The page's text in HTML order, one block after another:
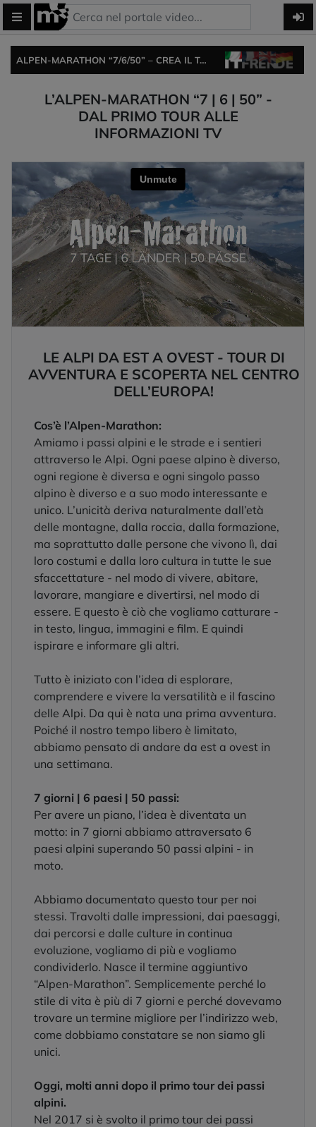
ALPEN-MARATHON “7/6/50” – CREA IL TOUR DEI PASSI ALPINI, PARTECIPA ALLA SFIDA O ORDINA IL POSTER DEI PASSI ALPINI.
L’ALPEN-MARATHON “7 | 6 | 50” -
DAL PRIMO TOUR ALLE
INFORMAZIONI TV
LE ALPI DA EST A OVEST - TOUR DI
AVVENTURA E SCOPERTA NEL CENTRO
DELL’EUROPA!
Cos’è l’Alpen-Marathon:
Amiamo i passi alpini e le strade e i sentieri
attraverso le Alpi. Ogni paese alpino è diverso,
ogni regione è diversa e ogni singolo passo
alpino è diverso e a suo modo interessante e
unico. L’unicità deriva naturalmente dall’età
delle montagne, dalla roccia, dalla formazione,
ma soprattutto dalle persone che vivono lì, dai
loro costumi e dalla loro cultura in tutte le sue
sfaccettature - nel modo di vivere, abitare,
lavorare, mangiare e divertirsi, nel modo di
essere. E questo è ciò che vogliamo catturare -
in testo, lingua, immagini e film. E quindi
ispirare e informare gli altri.
Tutto è iniziato con l’idea di esplorare,
comprendere e vivere la versatilità e il fascino
delle Alpi. Da qui è nata una prima avventura.
Poiché il nostro tempo libero è limitato,
abbiamo pensato di andare da est a ovest in
una settimana.
7 giorni | 6 paesi | 50 passi:
Per avere un piano, l’idea è diventata un
motto: in 7 giorni abbiamo attraversato 6
paesi alpini superando 50 passi alpini - in
moto.
Abbiamo documentato questo tour per noi
stessi. Travolti dalle impressioni, dai paesaggi,
dai percorsi e dalle culture in continua
evoluzione, vogliamo di più e vogliamo
condividerlo. Nasce il termine aggiuntivo
“Alpen-Marathon”. Semplicemente perché lo
stile di vita è più di 7 giorni e perché dovevamo
trovare un termine migliore per l’indirizzo web,
come dobbiamo constatare se non siamo gli
unici.
Oggi, molti anni dopo il primo tour dei passi
alpini.
Nel 2017 si è svolto il primo tour dei passi